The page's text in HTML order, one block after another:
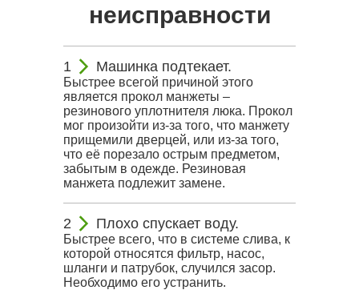
неисправности
Машинка подтекает.
Быстрее всегой причиной этого
является прокол манжеты –
резинового уплотнителя люка. Прокол
мог произойти из-за того, что манжету
прищемили дверцей, или из-за того,
что её порезало острым предметом,
забытым в одежде. Резиновая
манжета подлежит замене.
Плохо спускает воду.
Быстрее всего, что в системе слива, к
которой относятся фильтр, насос,
шланги и патрубок, случился засор.
Необходимо его устранить.